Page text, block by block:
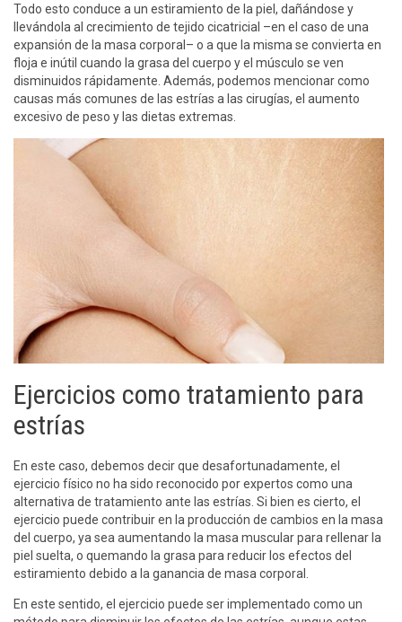
Todo esto conduce a un estiramiento de la piel, dañándose y
llevándola al crecimiento de tejido cicatricial –en el caso de una
expansión de la masa corporal– o a que la misma se convierta en
floja e inútil cuando la grasa del cuerpo y el músculo se ven
disminuidos rápidamente. Además, podemos mencionar como
causas más comunes de las estrías a las cirugías, el aumento
excesivo de peso y las dietas extremas.
Ejercicios como tratamiento para
estrías
En este caso, debemos decir que desafortunadamente, el
ejercicio físico no ha sido reconocido por expertos como una
alternativa de tratamiento ante las estrías. Si bien es cierto, el
ejercicio puede contribuir en la producción de cambios en la masa
del cuerpo, ya sea aumentando la masa muscular para rellenar la
piel suelta, o quemando la grasa para reducir los efectos del
estiramiento debido a la ganancia de masa corporal.
En este sentido, el ejercicio puede ser implementado como un